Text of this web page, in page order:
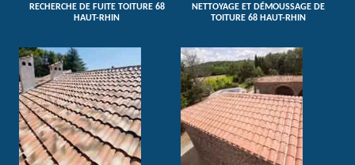
RECHERCHE DE FUITE TOITURE 68
HAUT-RHIN
NETTOYAGE ET DÉMOUSSAGE DE
TOITURE 68 HAUT-RHIN